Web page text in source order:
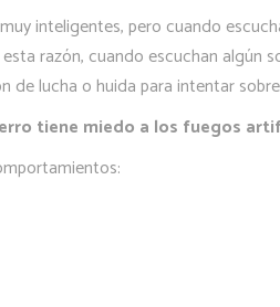
inteligentes, pero cuando
razón, cuando escuchan algún
de lucha o huida para intentar
tiene miedo a los fuegos